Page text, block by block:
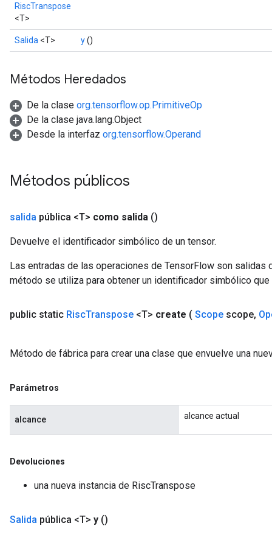
RiscTranspose
<T>
Salida <T> y()
Métodos Heredados
De la clase org.tensorflow.op.PrimitiveOp
De la clase java.lang.Object
Desde la interfaz org.tensorflow.Operand
Métodos públicos
salida pública <T> como salida ()
Devuelve el identificador simbólico de un tensor.
Las entradas de las operaciones de TensorFlow son salidas
método se utiliza para obtener un identificador simbólico
public static RiscTranspose <T> create ( Scope scope,
Método de fábrica para crear una clase que envuelve una
Parámetros
alcance alcance actual
Devoluciones
una nueva instancia de RiscTranspose
Salida pública <T> y ()